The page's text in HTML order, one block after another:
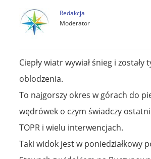
Redakcja
Moderator
Ciepły wiatr wywiał śnieg i zostały
oblodzenia.
To najgorszy okres w górach do
wędrówek o czym świadczy
TOPR i wielu interwencjach.
Taki widok jest w poniedziałkowy